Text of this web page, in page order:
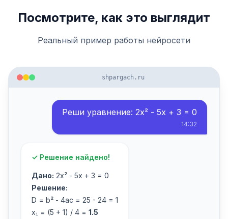
Посмотрите, как это выглядит
Реальный пример работы нейросети
shpargach.ru
Реши уравнение: 2x² - 5x + 3 = 0
14:32
✓ Решение найдено!
Дано: 2x² - 5x + 3 = 0
Решение:
D = b² - 4ac = 25 - 24 = 1
x₁ = (5 + 1) / 4 = 1.5